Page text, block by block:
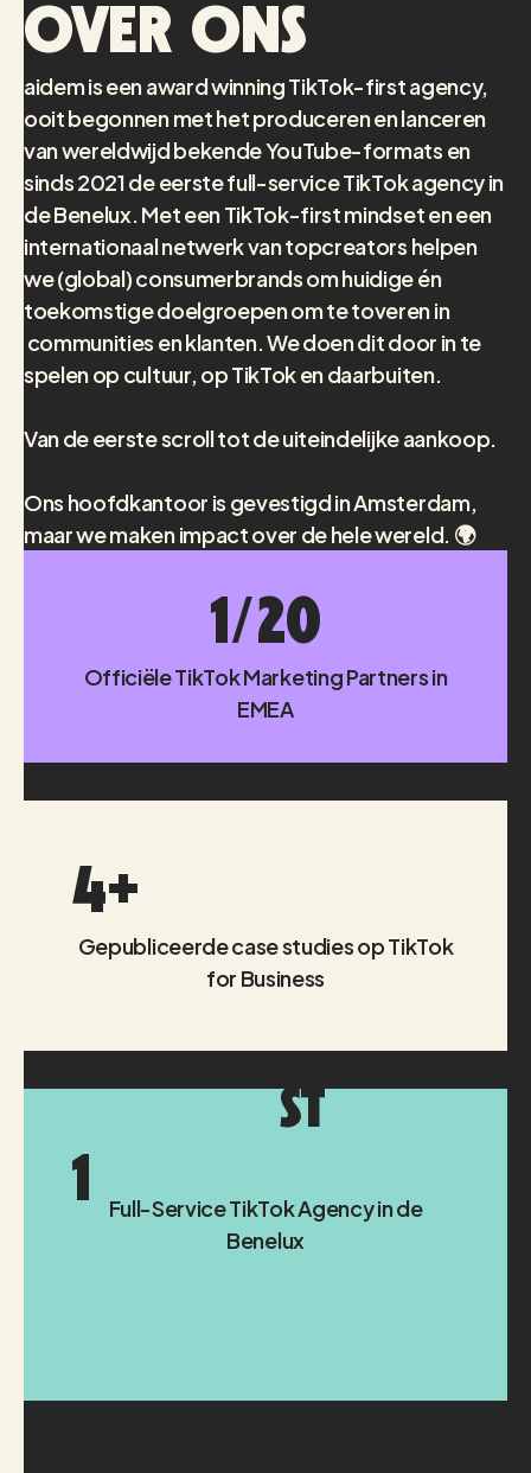
Over ons
aidem is een award winning TikTok-first agency,
ooit begonnen met het produceren en lanceren
van wereldwijd bekende YouTube-formats en
sinds 2021 de eerste full-service TikTok agency in
de Benelux. Met een TikTok-first mindset en een
internationaal netwerk van topcreators helpen
we (global) consumerbrands om huidige én
toekomstige doelgroepen om te toveren in
communities en klanten. We doen dit door in te
spelen op cultuur, op TikTok en daarbuiten.
Van de eerste scroll tot de uiteindelijke aankoop.
Ons hoofdkantoor is gevestigd in Amsterdam,
maar we maken impact over de hele wereld. 🌍
1/20
Officiële TikTok Marketing Partners in
EMEA
4+
Gepubliceerde case studies op TikTok
for Business
1
ST
Full-Service TikTok Agency in de
Benelux